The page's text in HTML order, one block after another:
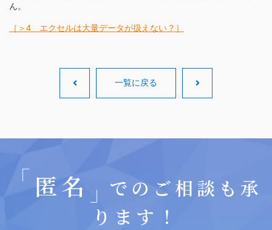
ん。
［＞4 エクセルは大量データが扱えない？］
一覧に戻る
匿名
でのご相談も承
ります！